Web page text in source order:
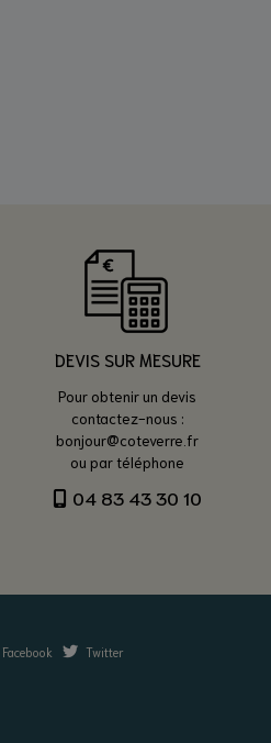
DEVIS SUR MESURE
Pour obtenir un devis
contactez-nous :
bonjour@coteverre.fr
ou par téléphone
04 83 43 30 10
Facebook Twitter